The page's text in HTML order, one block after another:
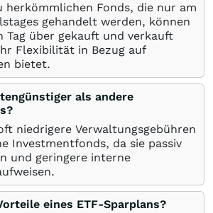
herkömmlichen Fonds, die nur am
gehandelt werden, können
Tag über gekauft und verkauft
Flexibilität in Bezug auf
bietet.
als andere
niedrigere Verwaltungsgebühren
Investmentfonds, da sie passiv
und geringere interne
eines ETF-Sparplans?